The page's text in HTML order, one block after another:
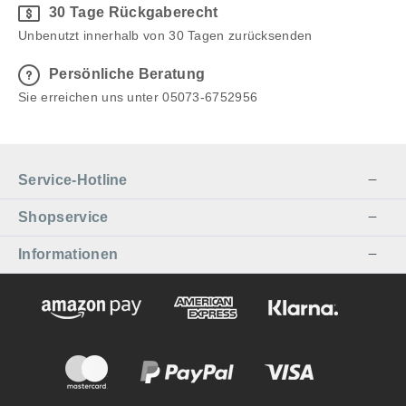
30 Tage Rückgaberecht
Unbenutzt innerhalb von 30 Tagen zurücksenden
Persönliche Beratung
Sie erreichen uns unter 05073-6752956
Service-Hotline
Shopservice
Informationen